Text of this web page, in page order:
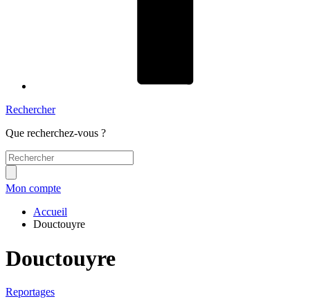
Rechercher
Que recherchez-vous ?
Mon compte
Accueil
Douctouyre
Douctouyre
Reportages